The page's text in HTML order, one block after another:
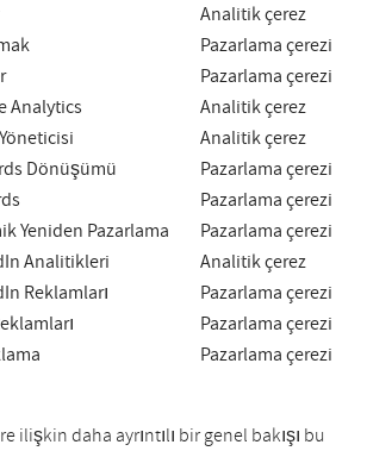
Analitik çerez
Pazarlama çerezi
Pazarlama çerezi
Analytics
Analitik çerez
Analitik çerez
Dönüşümü
Pazarlama çerezi
Pazarlama çerezi
Yeniden Pazarlama
Pazarlama çerezi
Analitikleri
Analitik çerez
Reklamları
Pazarlama çerezi
Pazarlama çerezi
Pazarlama çerezi
ilişkin daha ayrıntılı bir genel bakışı bu